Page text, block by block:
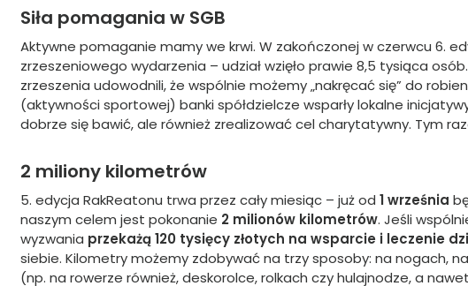
Siła pomagania w SGB
Aktywne pomaganie mamy we krwi. W zakończonej w czerwcu 6.
zrzeszeniowego wydarzenia – udział wzięło prawie 8,5 tysiąca
zrzeszenia udowodnili, że wspólnie możemy „nakręcać się” do
(aktywności sportowej) banki spółdzielcze wsparły lokalne
dobrze się bawić, ale również zrealizować cel charytatywny. Tym
2 miliony kilometrów
5. edycja RakReatonu trwa przez cały miesiąc – już od1 września
naszym celem jest pokonanie 2 milionów kilometrów. Jeśli
wyzwania przekażą 120 tysięcy złotych na wsparcie i leczenie
siebie. Kilometry możemy zdobywać na trzy sposoby: na nogach,
(np. na rowerze również, deskorolce, rolkach czy hulajnodze, a